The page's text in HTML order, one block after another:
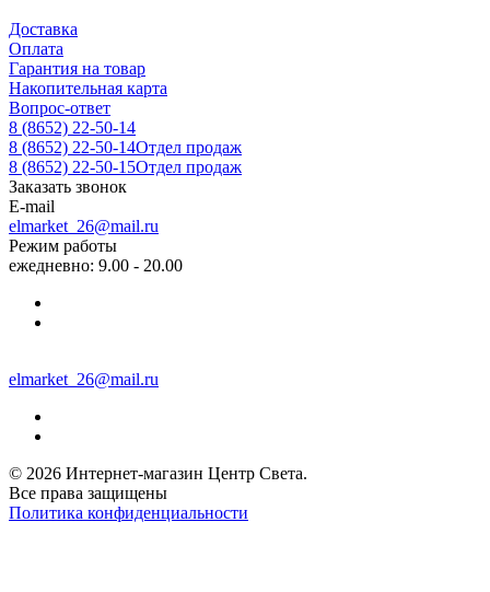
Доставка
Оплата
Гарантия на товар
Накопительная карта
Вопрос-ответ
8 (8652) 22-50-14
8 (8652) 22-50-14Отдел продаж
8 (8652) 22-50-15Отдел продаж
Заказать звонок
E-mail
elmarket_26@mail.ru
Режим работы
ежедневно: 9.00 - 20.00
elmarket_26@mail.ru
© 2026 Интернет-магазин Центр Света.
Все права защищены
Политика конфиденциальности